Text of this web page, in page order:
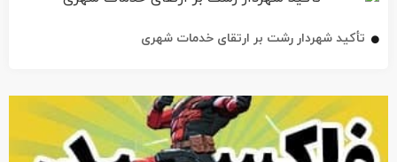
تأکید شهردار رشت بر ارتقای خدمات شهری